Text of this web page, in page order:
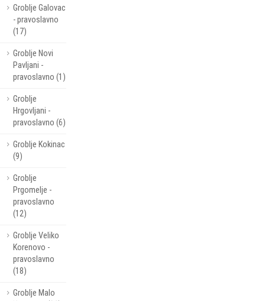
Groblje Galovac
- pravoslavno
(17)
Groblje Novi
Pavljani -
pravoslavno (1)
Groblje
Hrgovljani -
pravoslavno (6)
Groblje Kokinac
(9)
Groblje
Prgomelje -
pravoslavno
(12)
Groblje Veliko
Korenovo -
pravoslavno
(18)
Groblje Malo